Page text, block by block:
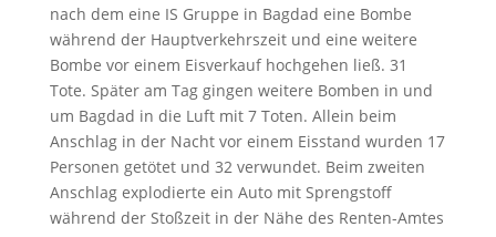
nach dem eine IS Gruppe in Bagdad eine Bombe
während der Hauptverkehrszeit und eine weitere
Bombe vor einem Eisverkauf hochgehen ließ. 31
Tote. Später am Tag gingen weitere Bomben in und
um Bagdad in die Luft mit 7 Toten. Allein beim
Anschlag in der Nacht vor einem Eisstand wurden 17
Personen getötet und 32 verwundet. Beim zweiten
Anschlag explodierte ein Auto mit Sprengstoff
während der Stoßzeit in der Nähe des Renten-Amtes